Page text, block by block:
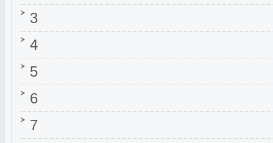
3
4
5
6
7